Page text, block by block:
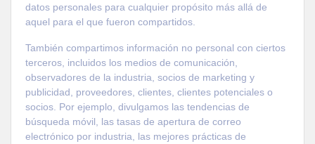
datos personales para cualquier propósito más allá de
aquel para el que fueron compartidos.
También compartimos información no personal con ciertos
terceros, incluidos los medios de comunicación,
observadores de la industria, socios de marketing y
publicidad, proveedores, clientes, clientes potenciales o
socios. Por ejemplo, divulgamos las tendencias de
búsqueda móvil, las tasas de apertura de correo
electrónico por industria, las mejores prácticas de